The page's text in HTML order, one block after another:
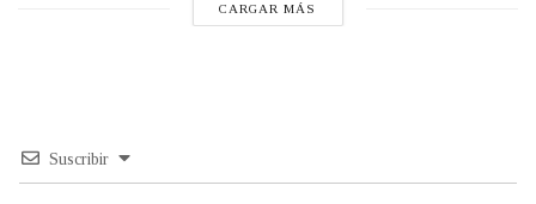
CARGAR MÁS
Suscribir